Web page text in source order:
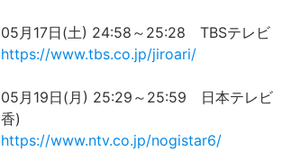
05月17日(土) 24:58～25:28 TBSテレビ
https://www.tbs.co.jp/jiroari/
05月19日(月) 25:29～25:59 日本テレビ
香)
https://www.ntv.co.jp/nogistar6/